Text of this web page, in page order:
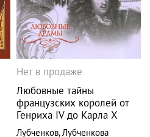
Нет в продаже
Любовные тайны
французских королей от
Генриха IV до Карла Х
Лубченков,Лубченкова